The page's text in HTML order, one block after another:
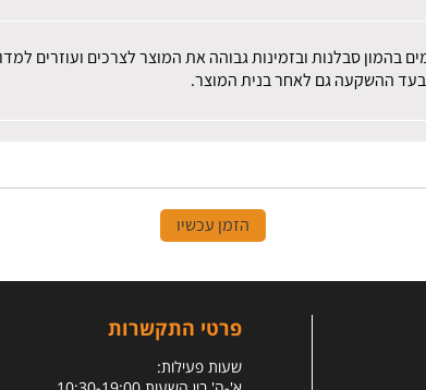
בהמון סבלנות ובזמינות גבוהה את המוצר לצרכים ועוזרים
בעד ההשקעה גם לאחר בנית המוצר.
הזמן עכשיו
פרטי התקשרות
שעות פעילות: